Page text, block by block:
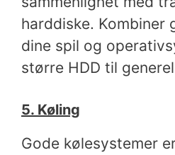
harddiske. Kombiner
dine spil og
større HDD til
5. Køling
Gode kølesystemer